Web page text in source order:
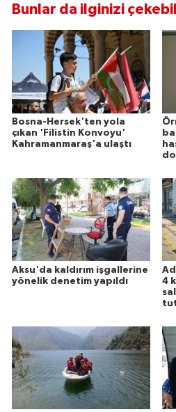
Bunlar da ilginizi
Bosna-Hersek'ten yola
çıkan 'Filistin Konvoyu'
Kahramanmaraş'a ulaştı
Aksu'da kaldırım işgallerine
yönelik denetim yapıldı
4